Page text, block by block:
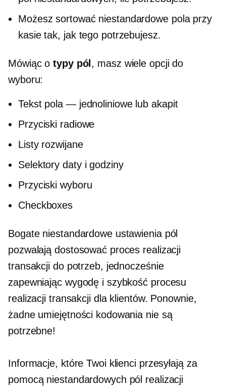
Możesz sortować niestandardowe pola przy
kasie tak, jak tego potrzebujesz.
Mówiąc otypy pól , masz wiele opcji do
wyboru:
Tekst pola — jednoliniowelub akapit
Przyciski radiowe
Listy rozwijane
Selektory daty i godziny
Przyciski wyboru
Checkboxes
Bogate niestandardowe ustawienia pól
pozwalają dostosować proces realizacji
transakcji do potrzeb, jednocześnie
zapewniając wygodę i szybkość procesu
realizacji transakcji dla klientów. Ponownie,
żadne umiejętności kodowania nie są
potrzebne!
Informacje, które Twoi klienci przesyłają za
pomocą niestandardowych pól realizacji